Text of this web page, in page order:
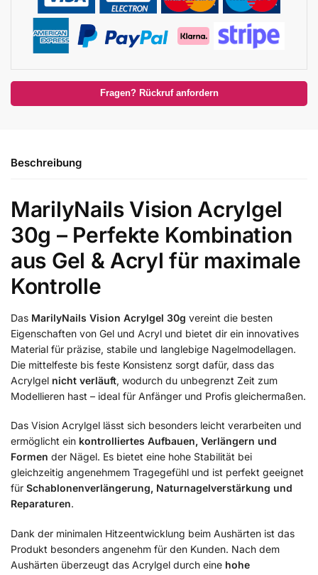
Fragen? Rückruf anfordern
Beschreibung
MarilyNails Vision Acrylgel
30g – Perfekte Kombination
aus Gel & Acryl für maximale
Kontrolle
Das MarilyNails Vision Acrylgel 30g vereint die besten
Eigenschaften von Gel und Acryl und bietet dir ein innovatives
Material für präzise, stabile und langlebige Nagelmodellagen.
Die mittelfeste bis feste Konsistenz sorgt dafür, dass das
Acrylgel nicht verläuft, wodurch du unbegrenzt Zeit zum
Modellieren hast – ideal für Anfänger und Profis gleichermaßen.
Das Vision Acrylgel lässt sich besonders leicht verarbeiten und
ermöglicht ein kontrolliertes Aufbauen, Verlängern und
Formen der Nägel. Es bietet eine hohe Stabilität bei
gleichzeitig angenehmem Tragegefühl und ist perfekt geeignet
für Schablonenverlängerung, Naturnagelverstärkung und
Reparaturen.
Dank der minimalen Hitzeentwicklung beim Aushärten ist das
Produkt besonders angenehm für den Kunden. Nach dem
Aushärten überzeugt das Acrylgel durch eine hohe